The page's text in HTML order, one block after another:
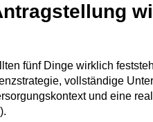
fünf Dinge wirklich
vollständige
und eine
).